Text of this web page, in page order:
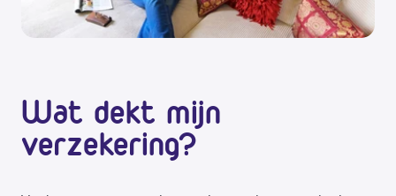
Wat dekt mijn
verzekering?